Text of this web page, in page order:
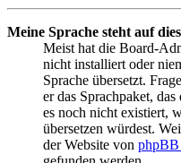
Meine Sprache steht auf
Meist hat die Board-
nicht installiert oder
Sprache übersetzt.
er das Sprachpaket,
es noch nicht existiert,
übersetzen würdest.
der Website von